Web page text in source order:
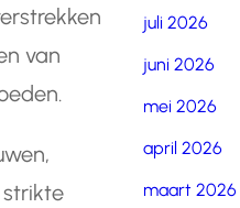
van
juli 2026
juni 2026
mei 2026
april 2026
maart 2026